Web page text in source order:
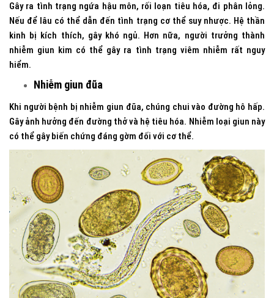
Gây ra tình trạng ngứa hậu môn, rối loạn tiêu hóa, đi phân lỏng.
Nếu để lâu có thể dẫn đến tình trạng cơ thể suy nhược. Hệ thần
kinh bị kích thích, gây khó ngủ. Hơn nữa, người trưởng thành
nhiễm giun kim có thể gây ra tình trạng viêm nhiễm rất nguy
hiểm.
Nhiễm giun đũa
Khi người bệnh bị nhiễm giun đũa, chúng chui vào đường hô hấp.
Gây ảnh hưởng đến đường thở và hệ tiêu hóa. Nhiễm loại giun này
có thể gây biến chứng đáng gờm đối với cơ thể.